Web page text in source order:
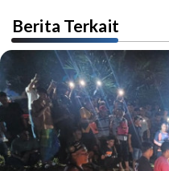
Berita Terkait